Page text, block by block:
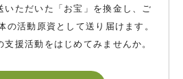
いただいた「お宝」を換金し、ご
の活動原資として送り届けます。
援活動をはじめてみませんか。